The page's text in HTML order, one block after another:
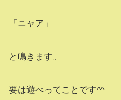
「ニャア」
と鳴きます。
要は遊べってことです^^